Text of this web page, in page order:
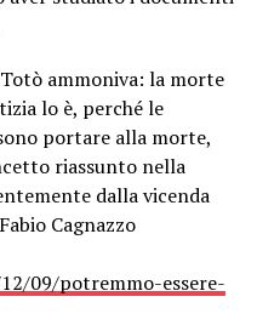
ammoniva: la morte
lo è, perché le
portare alla morte,
riassunto nella
dalla vicenda
Cagnazzo
09/potremmo-essere-